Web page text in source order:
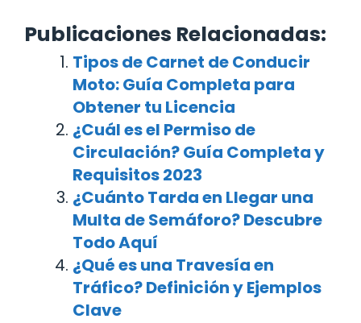
Publicaciones Relacionadas:
Tipos de Carnet de Conducir
Moto: Guía Completa para
Obtener tu Licencia
¿Cuál es el Permiso de
Circulación? Guía Completa y
Requisitos 2023
¿Cuánto Tarda en Llegar una
Multa de Semáforo? Descubre
Todo Aquí
¿Qué es una Travesía en
Tráfico? Definición y Ejemplos
Clave